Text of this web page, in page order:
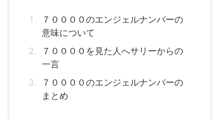
７００００のエンジェルナンバーの
意味について
７００００を見た人へサリーからの
一言
７００００のエンジェルナンバーの
まとめ